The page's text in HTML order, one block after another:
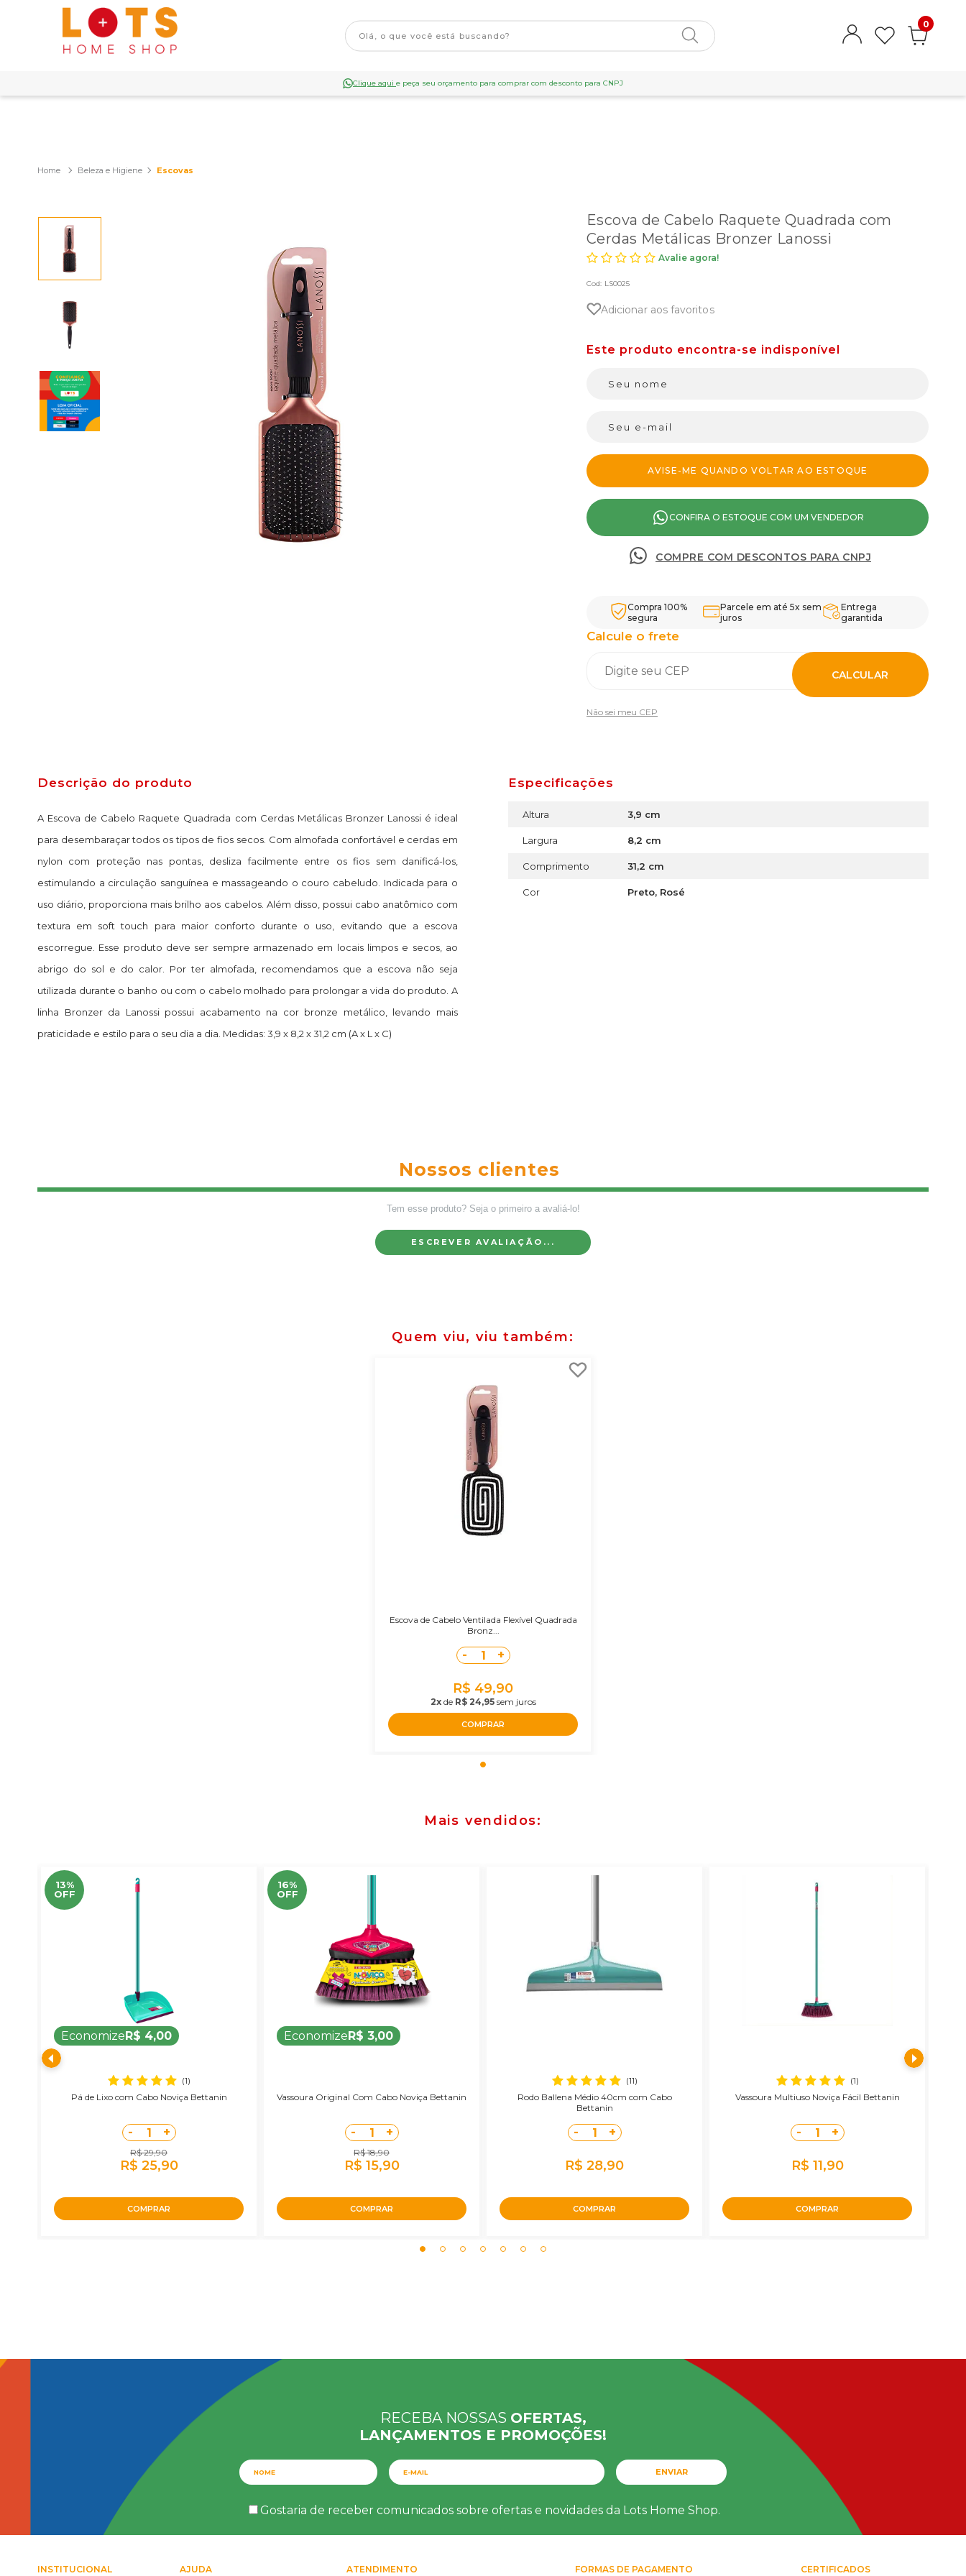
0
Clique aqui e peça seu orçamento para comprar com desconto para CNPJ
Beleza e Higiene Escovas
Escova de Cabelo Raquete Quadrada com
Cerdas Metálicas Bronzer Lanossi
Avalie agora!
Cod: LS0025
Adicionar aos favoritos
CONFIRA O ESTOQUE COM UM VENDEDOR
COMPRE COM DESCONTOS PARA CNPJ
Calcule o frete
CALCULAR
Não sei meu CEP
Compra 100%
segura
Parcele em até 5x sem
juros
Entrega
garantida
Descrição do produto
A Escova de Cabelo Raquete Quadrada com Cerdas Metálicas Bronzer Lanossi é ideal
para desembaraçar todos os tipos de fios secos. Com almofada confortável e cerdas em
nylon com proteção nas pontas, desliza facilmente entre os fios sem danificá-los,
estimulando a circulação sanguínea e massageando o couro cabeludo. Indicada para o
uso diário, proporciona mais brilho aos cabelos. Além disso, possui cabo anatômico com
textura em soft touch para maior conforto durante o uso, evitando que a escova
escorregue. Esse produto deve ser sempre armazenado em locais limpos e secos, ao
abrigo do sol e do calor. Por ter almofada, recomendamos que a escova não seja
utilizada durante o banho ou com o cabelo molhado para prolongar a vida do produto. A
linha Bronzer da Lanossi possui acabamento na cor bronze metálico, levando mais
praticidade e estilo para o seu dia a dia. Medidas: 3,9 x 8,2 x 31,2 cm (A x L x C)
Especificações
Altura 3,9 cm
Largura 8,2 cm
Comprimento 31,2 cm
Cor Preto, Rosé
Nossos clientes
Tem esse produto? Seja o primeiro a avaliá-lo!
ESCREVER AVALIAÇÃO...
Quem viu, viu também
Escova de Cabelo Ventilada Flexível Quadrada
Bronz...
- 1 +
R$ 49,90
2xde R$ 24,95sem juros
COMPRAR
Mais vendidos
13%
OFF
EconomizeR$ 4,00
(1)
Pá de Lixo com Cabo Noviça Bettanin
- 1 +
R$ 29,90
R$ 25,90
COMPRAR
16%
OFF
EconomizeR$ 3,00
Vassoura Original Com Cabo Noviça Bettanin
- 1 +
R$ 18,90
R$ 15,90
COMPRAR
(11)
Rodo Ballena Médio 40cm com Cabo
Bettanin
- 1 +
R$ 28,90
COMPRAR
(1)
Vassoura Multiuso Noviça Fácil Bettanin
- 1 +
R$ 11,90
COMPRAR
RECEBA NOSSAS OFERTAS,
LANÇAMENTOS E PROMOÇÕES!
Gostaria de receber comunicados sobre ofertas e novidades da Lots Home Shop.
ENVIAR
INSTITUCIONAL AJUDA ATENDIMENTO FORMAS DE PAGAMENTO CERTIFICADOS